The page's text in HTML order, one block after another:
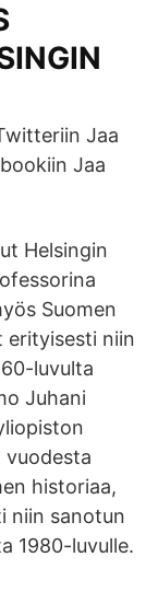
Jaa
Jaa
Helsingin
Suomen
erityisesti niin
luvulta
Juhani
vuodesta
historiaa,
niin sanotun
1980-luvulle.